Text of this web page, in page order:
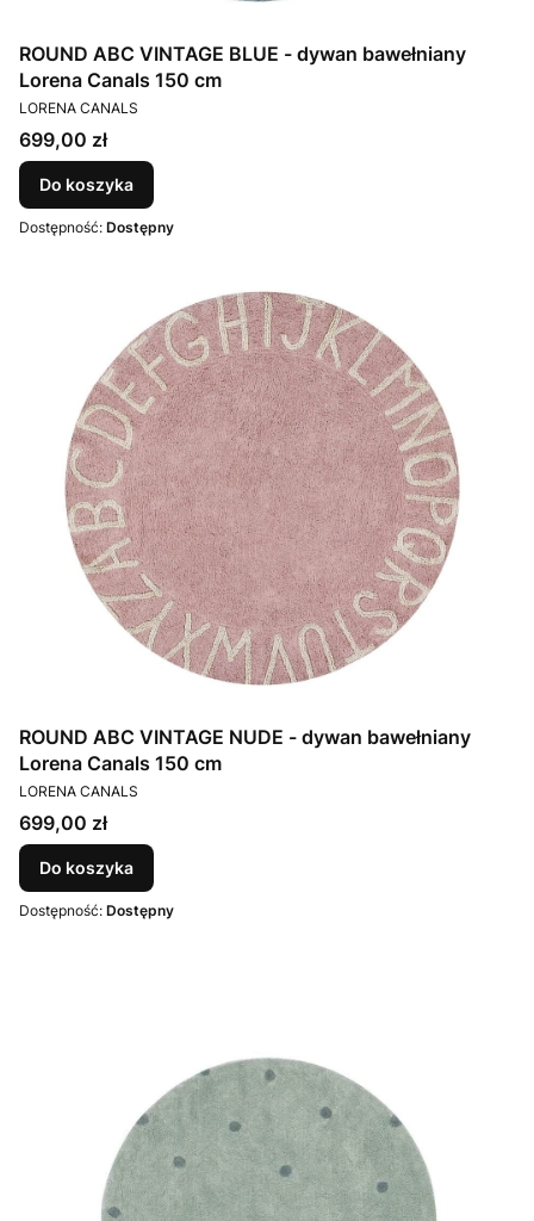
ROUND ABC VINTAGE BLUE - dywan bawełniany
Lorena Canals 150 cm
PRODUCENT
LORENA CANALS
Cena
699,00 zł
Do koszyka
Dostępność: Dostępny
ROUND ABC VINTAGE NUDE - dywan bawełniany
Lorena Canals 150 cm
PRODUCENT
LORENA CANALS
Cena
699,00 zł
Do koszyka
Dostępność: Dostępny